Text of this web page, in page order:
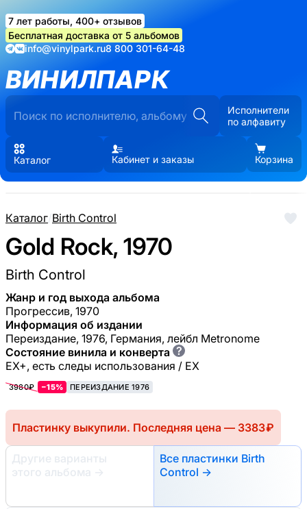
7 лет работы, 400+ отзывов
Бесплатная доставка от 5 альбомов
info@vinylpark.ru8 800 301-64-48
ВИНИЛПАРК
Исполнители
по алфавиту
Каталог Кабинет и заказы Корзина
Каталог/Birth Control
Gold Rock, 1970
Birth Control
Жанр и год выхода альбома
Прогрессив, 1970
Информация об издании
Переиздание, 1976, Германия, лейбл Metronome
Состояние винила и конверта ?
EX+, есть следы использования / EX
3980₽ −15% ПЕРЕИЗДАНИЕ 1976
Пластинку выкупили. Последняя цена — 3383 ₽
Другие варианты
этого альбома
→
Все пластинки Birth
Control →